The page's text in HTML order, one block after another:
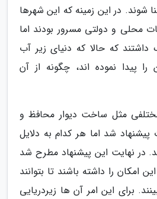
شوند. در این زمینه که این شهرها
محلی و دولتی مسرور بودند اما
که حالا که دنیای زیر آب
را پیدا نموده اند، چگونه از آن
مثل ساخت دیوار محافظ و
پیشنهاد شد اما هر کدام به دلایل
در نهایت این پیشنهاد مطرح شد
امکان را داشته باشند تا بتوانند
برای این امر آن ها زیردریایی